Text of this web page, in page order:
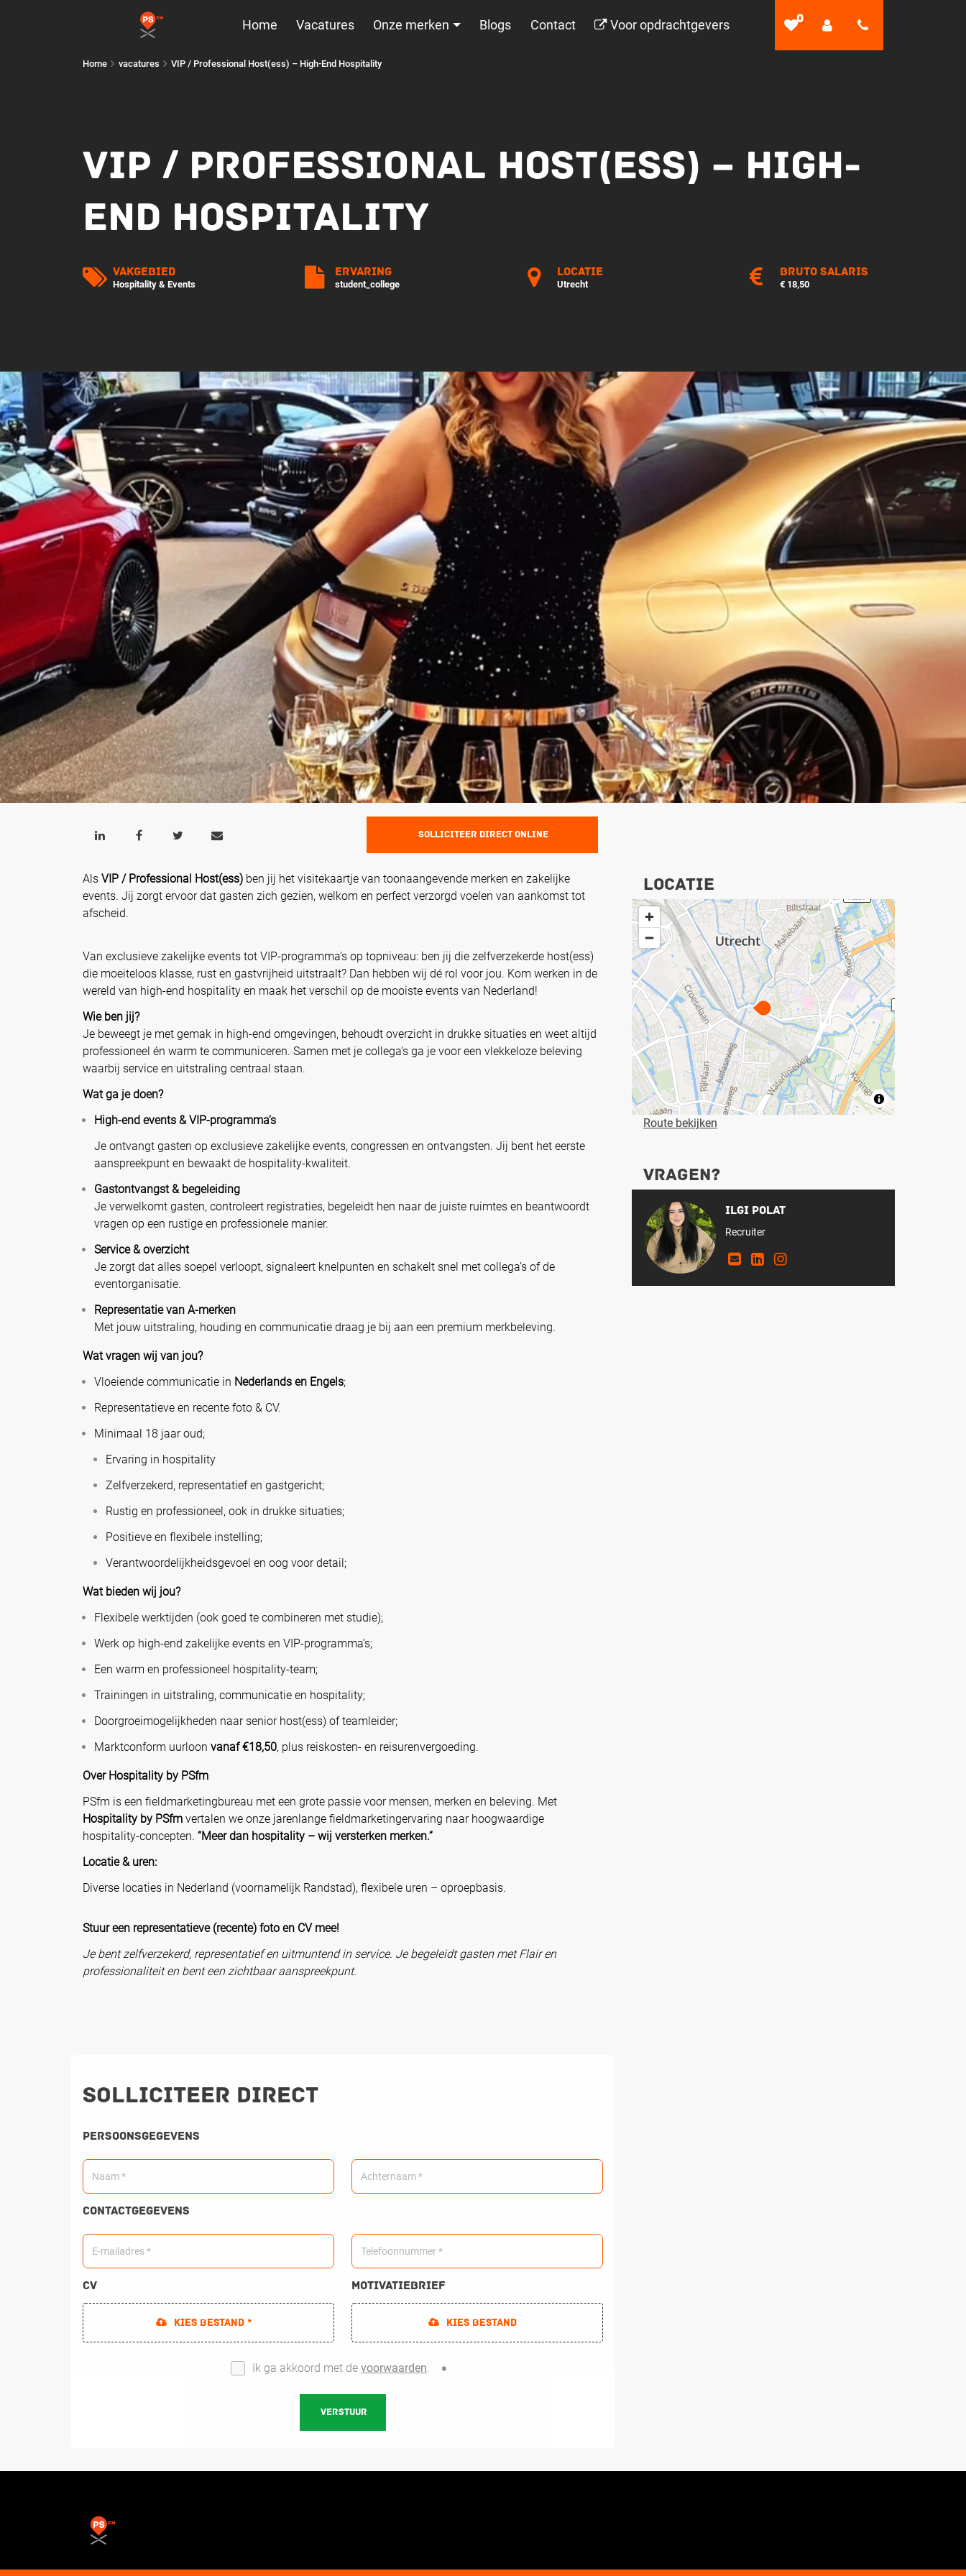
Home Vacatures Onze merken Blogs Contact Voor opdrachtgevers 0
Home vacatures VIP / Professional Host(ess) – High-End Hospitality
VIP / PROFESSIONAL HOST(ESS) – HIGH-
END HOSPITALITY
Vakgebied
Hospitality & Events
Ervaring
student_college
Locatie
Utrecht
Bruto salaris
€ 18,50
SOLLICITEER DIRECT ONLINE
Als VIP / Professional Host(ess) ben jij het visitekaartje van toonaangevende merken en zakelijke
events. Jij zorgt ervoor dat gasten zich gezien, welkom en perfect verzorgd voelen van aankomst tot
afscheid.
Van exclusieve zakelijke events tot VIP-programma’s op topniveau: ben jij die zelfverzekerde host(ess)
die moeiteloos klasse, rust en gastvrijheid uitstraalt? Dan hebben wij dé rol voor jou. Kom werken in de
wereld van high-end hospitality en maak het verschil op de mooiste events van Nederland!
Wie ben jij?
Je beweegt je met gemak in high-end omgevingen, behoudt overzicht in drukke situaties en weet altijd
professioneel én warm te communiceren. Samen met je collega’s ga je voor een vlekkeloze beleving
waarbij service en uitstraling centraal staan.
Wat ga je doen?
High-end events & VIP-programma’s
Je ontvangt gasten op exclusieve zakelijke events, congressen en ontvangsten. Jij bent het eerste
aanspreekpunt en bewaakt de hospitality-kwaliteit.
Gastontvangst & begeleiding
Je verwelkomt gasten, controleert registraties, begeleidt hen naar de juiste ruimtes en beantwoordt
vragen op een rustige en professionele manier.
Service & overzicht
Je zorgt dat alles soepel verloopt, signaleert knelpunten en schakelt snel met collega’s of de
eventorganisatie.
Representatie van A-merken
Met jouw uitstraling, houding en communicatie draag je bij aan een premium merkbeleving.
Wat vragen wij van jou?
Vloeiende communicatie in Nederlands en Engels;
Representatieve en recente foto & CV.
Minimaal 18 jaar oud;
Ervaring in hospitality
Zelfverzekerd, representatief en gastgericht;
Rustig en professioneel, ook in drukke situaties;
Positieve en flexibele instelling;
Verantwoordelijkheidsgevoel en oog voor detail;
Wat bieden wij jou?
Flexibele werktijden (ook goed te combineren met studie);
Werk op high-end zakelijke events en VIP-programma’s;
Een warm en professioneel hospitality-team;
Trainingen in uitstraling, communicatie en hospitality;
Doorgroeimogelijkheden naar senior host(ess) of teamleider;
Marktconform uurloon vanaf €18,50, plus reiskosten- en reisurenvergoeding.
Over Hospitality by PSfm
PSfm is een fieldmarketingbureau met een grote passie voor mensen, merken en beleving. Met
Hospitality by PSfm vertalen we onze jarenlange fieldmarketingervaring naar hoogwaardige
hospitality-concepten. “Meer dan hospitality – wij versterken merken.”
Locatie & uren:
Diverse locaties in Nederland (voornamelijk Randstad), flexibele uren – oproepbasis.
Stuur een representatieve (recente) foto en CV mee!
Je bent zelfverzekerd, representatief en uitmuntend in service. Je begeleidt gasten met Flair en
professionaliteit en bent een zichtbaar aanspreekpunt.
Solliciteer direct
Persoonsgegevens
Contactgegevens
CV
Kies bestand *
Motivatiebrief
Kies bestand
Ik ga akkoord met de voorwaarden.
VERSTUUR
Locatie
Route bekijken
Vragen?
Ilgi Polat
Recruiter